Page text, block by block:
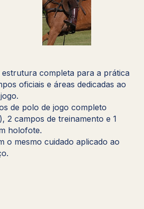
completa para a prática
oficiais e áreas dedicadas ao
de polo de jogo completo
2 campos de treinamento e 1
holofote.
o mesmo cuidado aplicado ao